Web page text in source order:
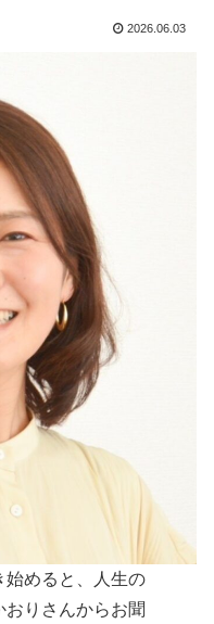
2026.06.03
始めると、人生の
りさんからお聞